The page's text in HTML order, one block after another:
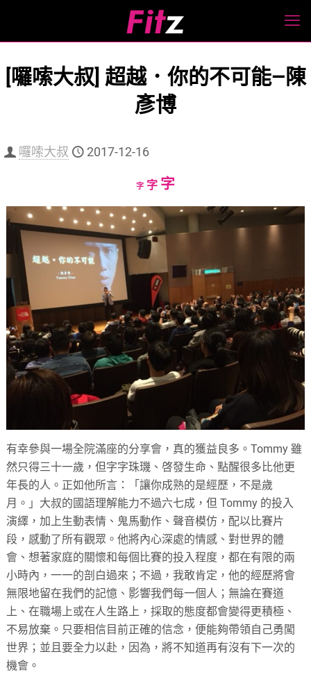
[囉嗦大叔] 超越．你的不可能—陳
彥博
囉嗦大叔 2017-12-16
字Decrease
size.
字Reset
size.
字Increase
size.
有幸參與一場全院滿座的分享會，真的獲益良多。Tommy 雖
然只得三十一歲，但字字珠璣、啓發生命、點醒很多比他更
年長的人。正如他所言：「讓你成熟的是經歷，不是歲
月。」大叔的國語理解能力不過六七成，但 Tommy 的投入
演繹，加上生動表情、鬼馬動作、聲音模仿，配以比賽片
段，感動了所有觀眾。他將內心深處的情感、對世界的體
會、想著家庭的關懷和每個比賽的投入程度，都在有限的兩
小時內，一一的剖白過來；不過，我敢肯定，他的經歷將會
無限地留在我們的記憶、影響我們每一個人；無論在賽道
上、在職場上或在人生路上，採取的態度都會變得更積極、
不易放棄。只要相信目前正確的信念，便能夠帶領自己勇闖
世界；並且要全力以赴，因為，將不知道再有沒有下一次的
機會。